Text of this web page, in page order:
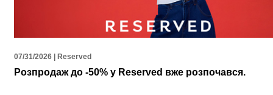
07/31/2026 | Reserved
Розпродаж до -50% у Reserved вже розпочався.